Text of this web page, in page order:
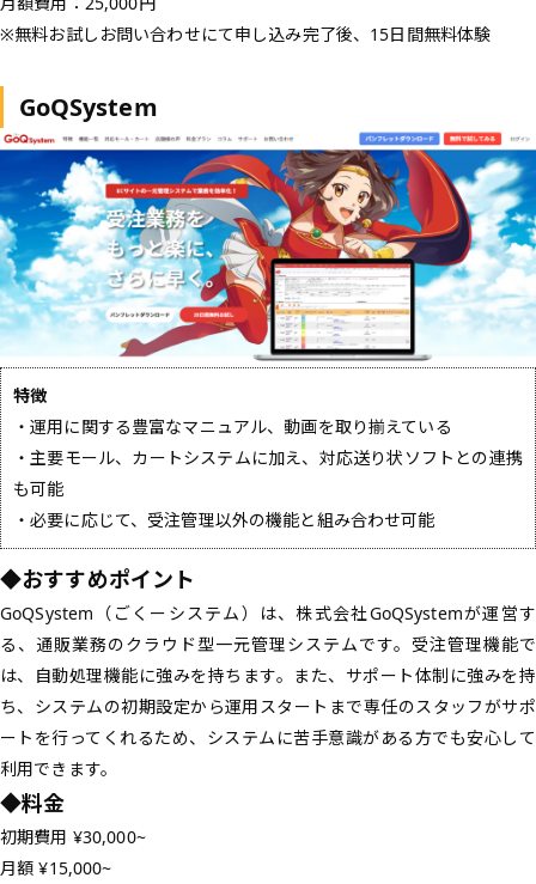
※無料お試しお問い合わせにて申し込み完了後、15日間無料体験
GoQSystem
特徴
・運用に関する豊富なマニュアル、動画を取り揃えている
・主要モール、カートシステムに加え、対応送り状ソフトとの連携
も可能
・必要に応じて、受注管理以外の機能と組み合わせ可能
◆おすすめポイント
GoQSystem（ごくーシステム）は、株式会社GoQSystemが運営す
る、通販業務のクラウド型一元管理システムです。受注管理機能で
は、自動処理機能に強みを持ちます。また、サポート体制に強みを持
ち、システムの初期設定から運用スタートまで専任のスタッフがサポ
ートを行ってくれるため、システムに苦手意識がある方でも安心して
利用できます。
◆料金
初期費用 ¥30,000~
月額 ¥15,000~